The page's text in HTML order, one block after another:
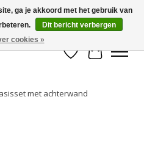
en het opruwen van betonvloeren!
Verlanglijst
met achterwand
ga je akkoord met het gebruik van
Dit bericht verbergen
cookies »